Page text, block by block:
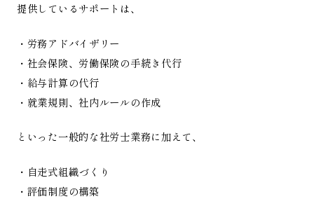
提供しているサポートは、
・労務アドバイザリー
・社会保険、労働保険の手続き代行
・給与計算の代行
・就業規則、社内ルールの作成
といった一般的な社労士業務に加えて、
・自走式組織づくり
・評価制度の構築